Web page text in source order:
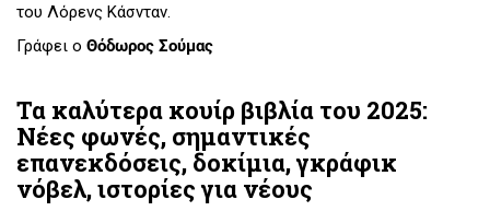
του Λόρενς Κάσνταν.
Γράφει ο Θόδωρος Σούμας
Τα καλύτερα κουίρ βιβλία του 2025:
Νέες φωνές, σημαντικές
επανεκδόσεις, δοκίμια, γκράφικ
νόβελ, ιστορίες για νέους